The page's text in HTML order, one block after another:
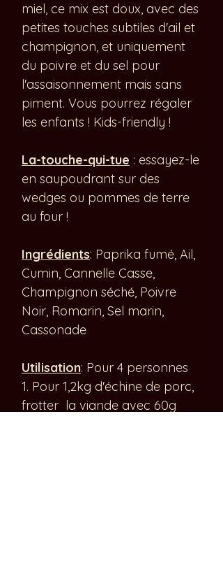
miel, ce mix est doux, avec des
petites touches subtiles d'ail et
champignon, et uniquement
du poivre et du sel pour
l'assaisonnement mais sans
piment. Vous pourrez régaler
les enfants ! Kids-friendly !
La-touche-qui-tue : essayez-le
en saupoudrant sur des
wedges ou pommes de terre
au four !
Ingrédients: Paprika fumé, Ail,
Cumin, Cannelle Casse,
Champignon séché, Poivre
Noir, Romarin, Sel marin,
Cassonade
Utilisation: Pour 4 personnes
1. Pour 1,2kg d'échine de porc,
frotter la viande avec 60g